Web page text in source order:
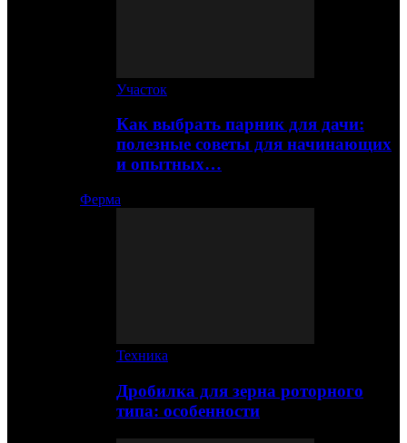
Участок
Как выбрать парник для дачи:
полезные советы для начинающих
и опытных…
Ферма
Техника
Дробилка для зерна роторного
типа: особенности